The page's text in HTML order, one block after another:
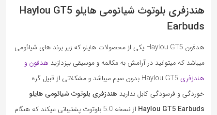
هندزفری بلوتوث شیائومی هایلو Haylou GT5
Earbuds
هدفون Haylou GT5 یکی از محصولات هایلو که زیر برند های شیائومی
میباشد که میتوانید در آرامش به مکالمه و موسیقی بپزدازید هدفون و
هندزفری
Haylou GT5 بدون سیم میباشد و مشکلاتی از قبیل گره
خوردگی و فرسودگی کابل ندارید هندزفری بلوتوث شیائومی هایلو
Haylou GT5 Earbuds
از نسخه 5.0 بلوتوث پشتیبانی میکند که هنگام